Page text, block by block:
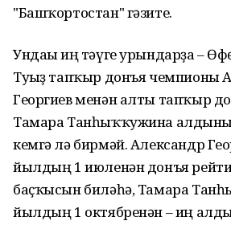
"Башҡортостан" гәзите.
Ундағы иң тәүге урындарҙа –
Туғыҙ тапҡыр донъя чемпионы
Георгиев менән алты тапҡыр
Тамара Танһыҡҡужина
кемгә лә бирмәй. Александр
йылдың 1 июленән донъя
баҫҡысын биләһә, Тамара
йылдың 1 октябренән – иң